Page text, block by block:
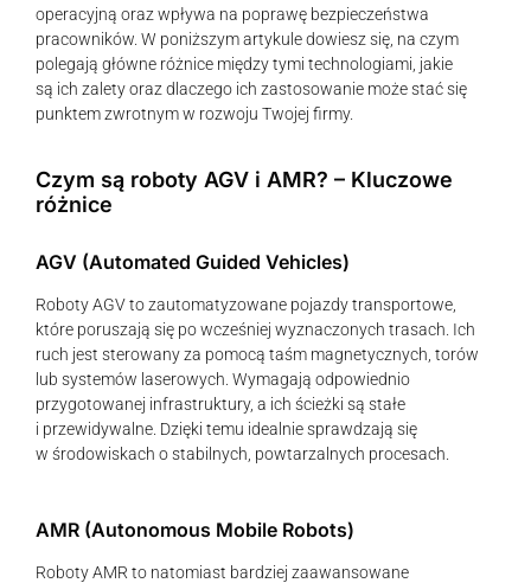
operacyjną oraz wpływa na poprawę bezpieczeństwa
pracowników. W poniższym artykule dowiesz się, na czym
polegają główne różnice między tymi technologiami, jakie
są ich zalety oraz dlaczego ich zastosowanie może stać się
punktem zwrotnym w rozwoju Twojej firmy.
Czym są roboty AGV i AMR? – Kluczowe
różnice
AGV (Automated Guided Vehicles)
Roboty AGV to zautomatyzowane pojazdy transportowe,
które poruszają się po wcześniej wyznaczonych trasach. Ich
ruch jest sterowany za pomocą taśm magnetycznych, torów
lub systemów laserowych. Wymagają odpowiednio
przygotowanej infrastruktury, a ich ścieżki są stałe
i przewidywalne. Dzięki temu idealnie sprawdzają się
w środowiskach o stabilnych, powtarzalnych procesach.
AMR (Autonomous Mobile Robots)
Roboty AMR to natomiast bardziej zaawansowane